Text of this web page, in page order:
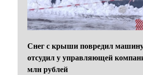
Снег с крыши повредил
отсудил у управляющей
млн рублей